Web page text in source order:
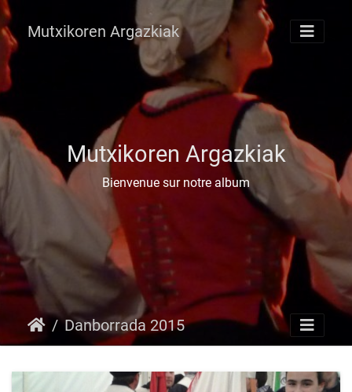
Mutxikoren Argazkiak
Mutxikoren Argazkiak
Bienvenue sur notre album
Danborrada 2015